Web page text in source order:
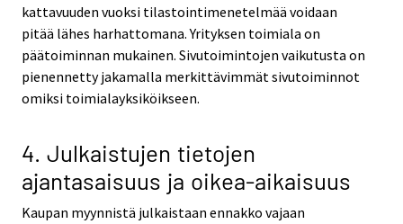
kattavuuden vuoksi tilastointimenetelmää voidaan
pitää lähes harhattomana. Yrityksen toimiala on
päätoiminnan mukainen. Sivutoimintojen vaikutusta on
pienennetty jakamalla merkittävimmät sivutoiminnot
omiksi toimialayksiköikseen.
4. Julkaistujen tietojen
ajantasaisuus ja oikea-aikaisuus
Kaupan myynnistä julkaistaan ennakko vajaan